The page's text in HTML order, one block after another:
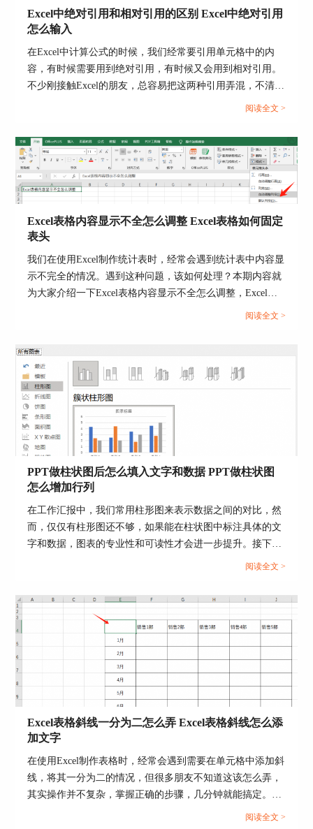
二、ppt打开乱码怎么解决
解决ppt乱码问题的方法主要有三种：
1.打开Microsoft ppt 软件，点击“文件”-“选项”。
2.在跳出的选项栏中找到“保存”一项，找到“将字体
嵌入文件”，在前面的方框中打勾，并且选择“嵌入
所有字符（适用于其他人编辑）”。
图5 将字体嵌入到文件
3.最后点击确定并退出，这时再将文件发送给别人
就不会再出现乱码现象了。
图6 正常的ppt
Excel中绝对引用和相对引用的区别 Excel中绝对引用
怎么输入
在Excel中计算公式的时候，我们经常要引用单元格中的内
容，有时候需要用到绝对引用，有时候又会用到相对引用。
不少刚接触Excel的朋友，总容易把这两种引用弄混，不清楚
该在什么情况下使用绝对引用或者相对引用。那么今天我们
Excel中绝对引用怎么输入的相关内容。...
阅读全文 >
Excel表格内容显示不全怎么调整 Excel表格如何固定
表头
我们在使用Excel制作统计表时，经常会遇到统计表中内容显
示不完全的情况。遇到这种问题，该如何处理？本期内容就
为大家介绍一下Excel表格内容显示不全怎么调整，Excel表
格如何固定表头的相关内容，帮大家轻松上手Excel工具。...
阅读全文 >
PPT做柱状图后怎么填入文字和数据 PPT做柱状图
怎么增加行列
在工作汇报中，我们常用柱形图来表示数据之间的对比，然
而，仅仅有柱形图还不够，如果能在柱状图中标注具体的文
字和数据，图表的专业性和可读性才会进一步提升。接下
来，本文将为各位分享一下PPT做柱状图后怎么填入文字和
阅读全文 >
Excel表格斜线一分为二怎么弄 Excel表格斜线怎么添
加文字
在使用Excel制作表格时，经常会遇到需要在单元格中添加斜
线，将其一分为二的情况，但很多朋友不知道这该怎么弄，
其实操作并不复杂，掌握正确的步骤，几分钟就能搞定。下
面就为大家详细介绍Excel表格斜线一分为二怎么弄，Excel
阅读全文 >